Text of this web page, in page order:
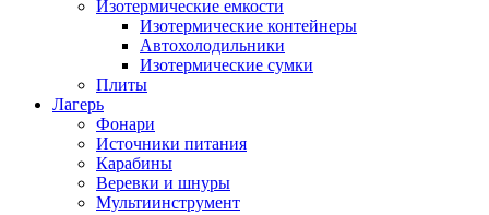
Изотермические емкости
Изотермические контейнеры
Автохолодильники
Изотермические сумки
Плиты
Лагерь
Фонари
Источники питания
Карабины
Веревки и шнуры
Мультиинструмент